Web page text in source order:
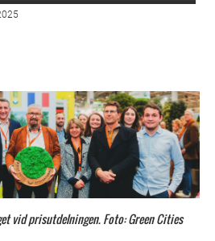
vid prisutdelningen. Foto: Green Cities